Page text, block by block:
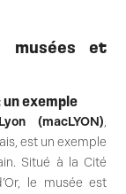
musées et
un exemple
(macLYON),
est un exemple
Situé à la Cité
le musée est